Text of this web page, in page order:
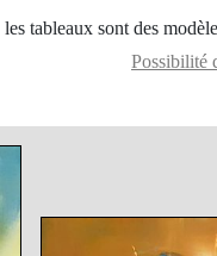
les tableaux sont des
Possibilité